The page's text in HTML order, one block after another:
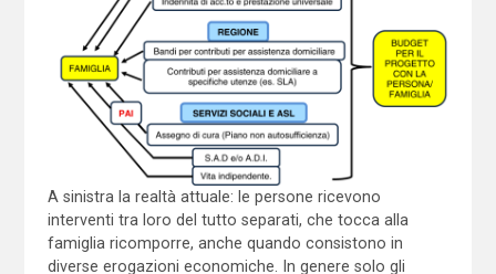
A sinistra la realtà attuale: le persone ricevono
interventi tra loro del tutto separati, che tocca alla
famiglia ricomporre, anche quando consistono in
diverse erogazioni economiche. In genere solo gli